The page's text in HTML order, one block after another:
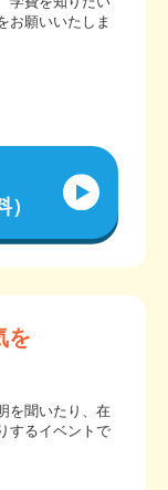
お願いいたしま
を
を聞いたり、在
するイベントで